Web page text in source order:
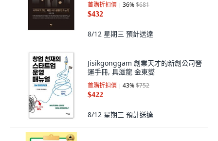
首購折扣價 36%$681
$432
8/12 星期三 預計送達
Jisikgonggam 創業天才的新創公司營
運手冊, 具滋龍 金東燮
首購折扣價 43%$752
$422
8/12 星期三 預計送達